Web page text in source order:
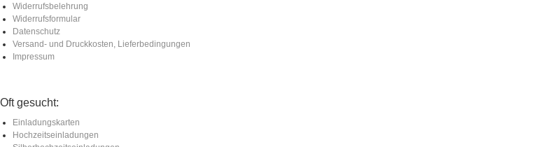
Widerrufsbelehrung
Widerrufsformular
Datenschutz
Versand- und Druckkosten, Lieferbedingungen
Impressum
Oft gesucht:
Einladungskarten
Hochzeitseinladungen